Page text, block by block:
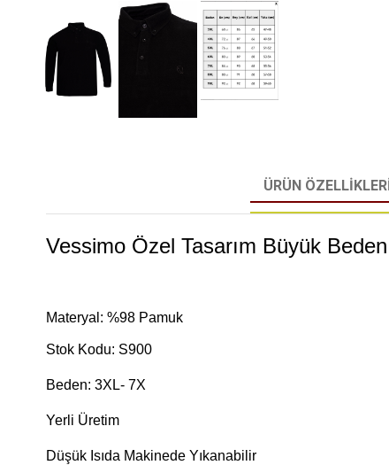
ÜRÜN
Vessimo Özel Tasarım Büyük
Materyal: %98 Pamuk
​Stok Kodu: S900
Beden: 3XL- 7X
Yerli Üretim
Düşük Isıda Makinede Yıkanabilir